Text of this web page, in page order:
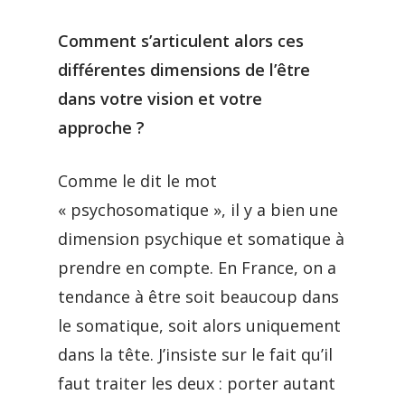
Comment s’articulent alors ces
différentes dimensions de l’être
dans votre vision et votre
approche ?
Comme le dit le mot
« psychosomatique », il y a bien une
dimension psychique et somatique à
prendre en compte. En France, on a
tendance à être soit beaucoup dans
le somatique, soit alors uniquement
dans la tête. J’insiste sur le fait qu’il
faut traiter les deux : porter autant